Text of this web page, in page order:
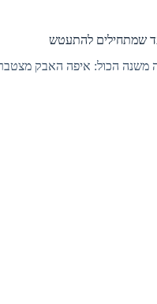
משנה הכול: איפה האבק